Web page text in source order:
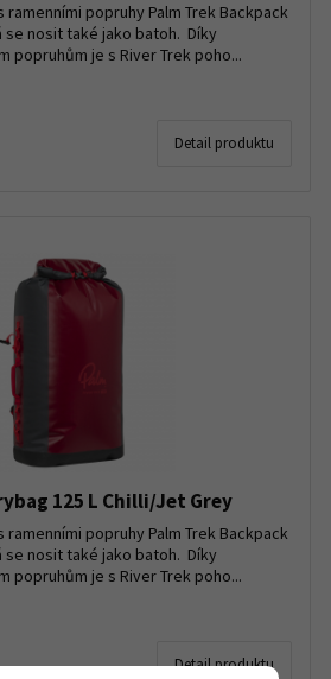
popruhy Palm Trek Backpack
se nosit také jako batoh. Díky
popruhům je s River Trek poho...
Detail produktu
125 L Chilli/Jet Grey
popruhy Palm Trek Backpack
se nosit také jako batoh. Díky
popruhům je s River Trek poho...
Detail produktu